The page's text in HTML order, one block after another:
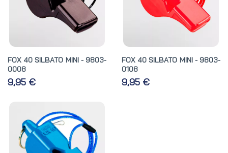
FOX 40 SILBATO MINI - 9803-
0008
9,95 €
FOX 40 SILBATO MINI - 9803-
0108
9,95 €